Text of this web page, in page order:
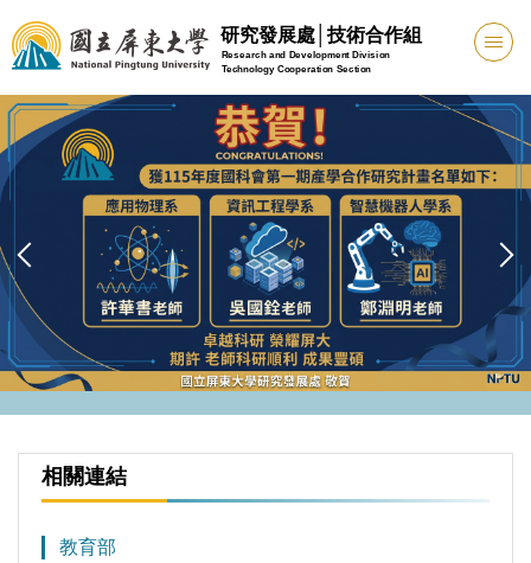
跳
到
主
要
內
容
研究發展處│技術合作組
Research and Development Division
Technology Cooperation Section
相關連結
教育部